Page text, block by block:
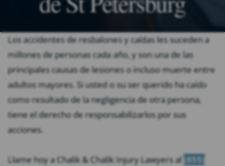
Los accidentes de resbalones y caídas les suceden a
millones de personas cada año, y son una de las
principales causas de lesiones o incluso muerte entre
adultos mayores. Si usted o su ser querido ha caído
como resultado de la negligencia de otra persona,
tiene el derecho de responsabilizarlos por sus
acciones.
Llame hoy a Chalik & Chalik Injury Lawyers al (855)